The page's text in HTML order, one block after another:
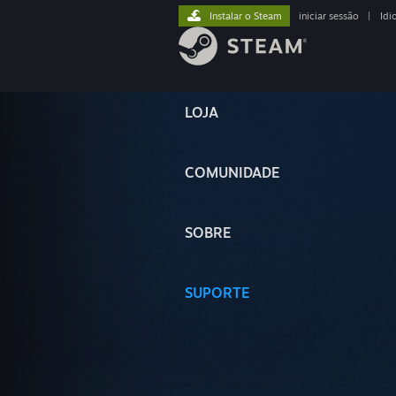
LOJA
COMUNIDADE
SOBRE
SUPORTE
Instalar o Steam iniciar sessão